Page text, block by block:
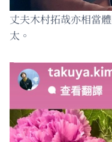
丈夫木村拓哉亦相當
太。